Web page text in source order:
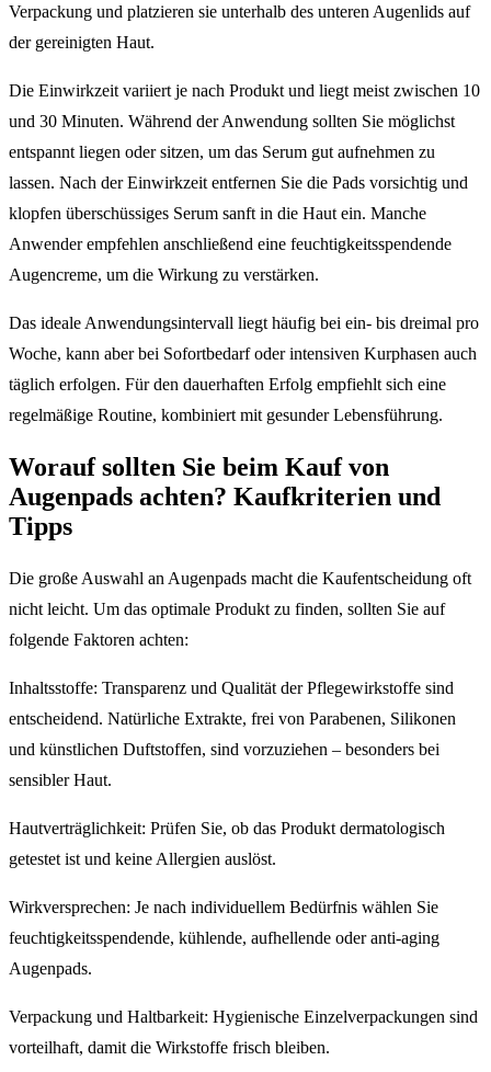
Verpackung und platzieren sie unterhalb des unteren Augenlids auf
der gereinigten Haut.
Die Einwirkzeit variiert je nach Produkt und liegt meist zwischen 10
und 30 Minuten. Während der Anwendung sollten Sie möglichst
entspannt liegen oder sitzen, um das Serum gut aufnehmen zu
lassen. Nach der Einwirkzeit entfernen Sie die Pads vorsichtig und
klopfen überschüssiges Serum sanft in die Haut ein. Manche
Anwender empfehlen anschließend eine feuchtigkeitsspendende
Augencreme, um die Wirkung zu verstärken.
Das ideale Anwendungsintervall liegt häufig bei ein- bis dreimal pro
Woche, kann aber bei Sofortbedarf oder intensiven Kurphasen auch
täglich erfolgen. Für den dauerhaften Erfolg empfiehlt sich eine
regelmäßige Routine, kombiniert mit gesunder Lebensführung.
Worauf sollten Sie beim Kauf von
Augenpads achten? Kaufkriterien und
Tipps
Die große Auswahl an Augenpads macht die Kaufentscheidung oft
nicht leicht. Um das optimale Produkt zu finden, sollten Sie auf
folgende Faktoren achten:
Inhaltsstoffe: Transparenz und Qualität der Pflegewirkstoffe sind
entscheidend. Natürliche Extrakte, frei von Parabenen, Silikonen
und künstlichen Duftstoffen, sind vorzuziehen – besonders bei
sensibler Haut.
Hautverträglichkeit: Prüfen Sie, ob das Produkt dermatologisch
getestet ist und keine Allergien auslöst.
Wirkversprechen: Je nach individuellem Bedürfnis wählen Sie
feuchtigkeitsspendende, kühlende, aufhellende oder anti-aging
Augenpads.
Verpackung und Haltbarkeit: Hygienische Einzelverpackungen sind
vorteilhaft, damit die Wirkstoffe frisch bleiben.